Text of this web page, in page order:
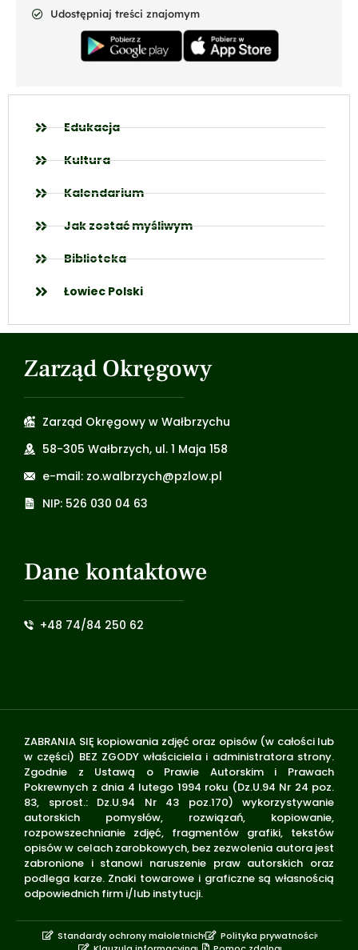
Udostępniaj treści znajomym
Edukacja
Kultura
Kalendarium
Jak zostać myśliwym
Biblioteka
Łowiec Polski
Zarząd Okręgowy
Zarząd Okręgowy w Wałbrzychu
58-305 Wałbrzych, ul. 1 Maja 158
e-mail: zo.walbrzych@pzlow.pl
NIP: 526 030 04 63
Dane kontaktowe
+48 74/84 250 62
ZABRANIA SIĘ kopiowania zdjęć oraz opisów (w całości lub
w części) BEZ ZGODY właściciela i administratora strony.
Zgodnie z Ustawą o Prawie Autorskim i Prawach
Pokrewnych z dnia 4 lutego 1994 roku (Dz.U.94 Nr 24 poz.
83, sprost.: Dz.U.94 Nr 43 poz.170) wykorzystywanie
autorskich pomysłów, rozwiązań, kopiowanie,
rozpowszechnianie zdjęć, fragmentów grafiki, tekstów
opisów w celach zarobkowych, bez zezwolenia autora jest
zabronione i stanowi naruszenie praw autorskich oraz
podlega karze. Znaki towarowe i graficzne są własnością
odpowiednich firm i/lub instytucji.
Standardy ochrony małoletnich
Polityka prywatności